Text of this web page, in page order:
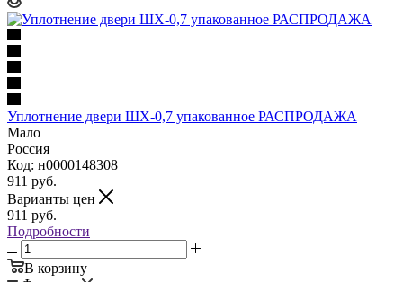
Уплотнение двери ШХ-0,7 упакованное РАСПРОДАЖА
Мало
Россия
Код: н0000148308
911 руб.
Варианты цен
911 руб.
Подробности
В корзину